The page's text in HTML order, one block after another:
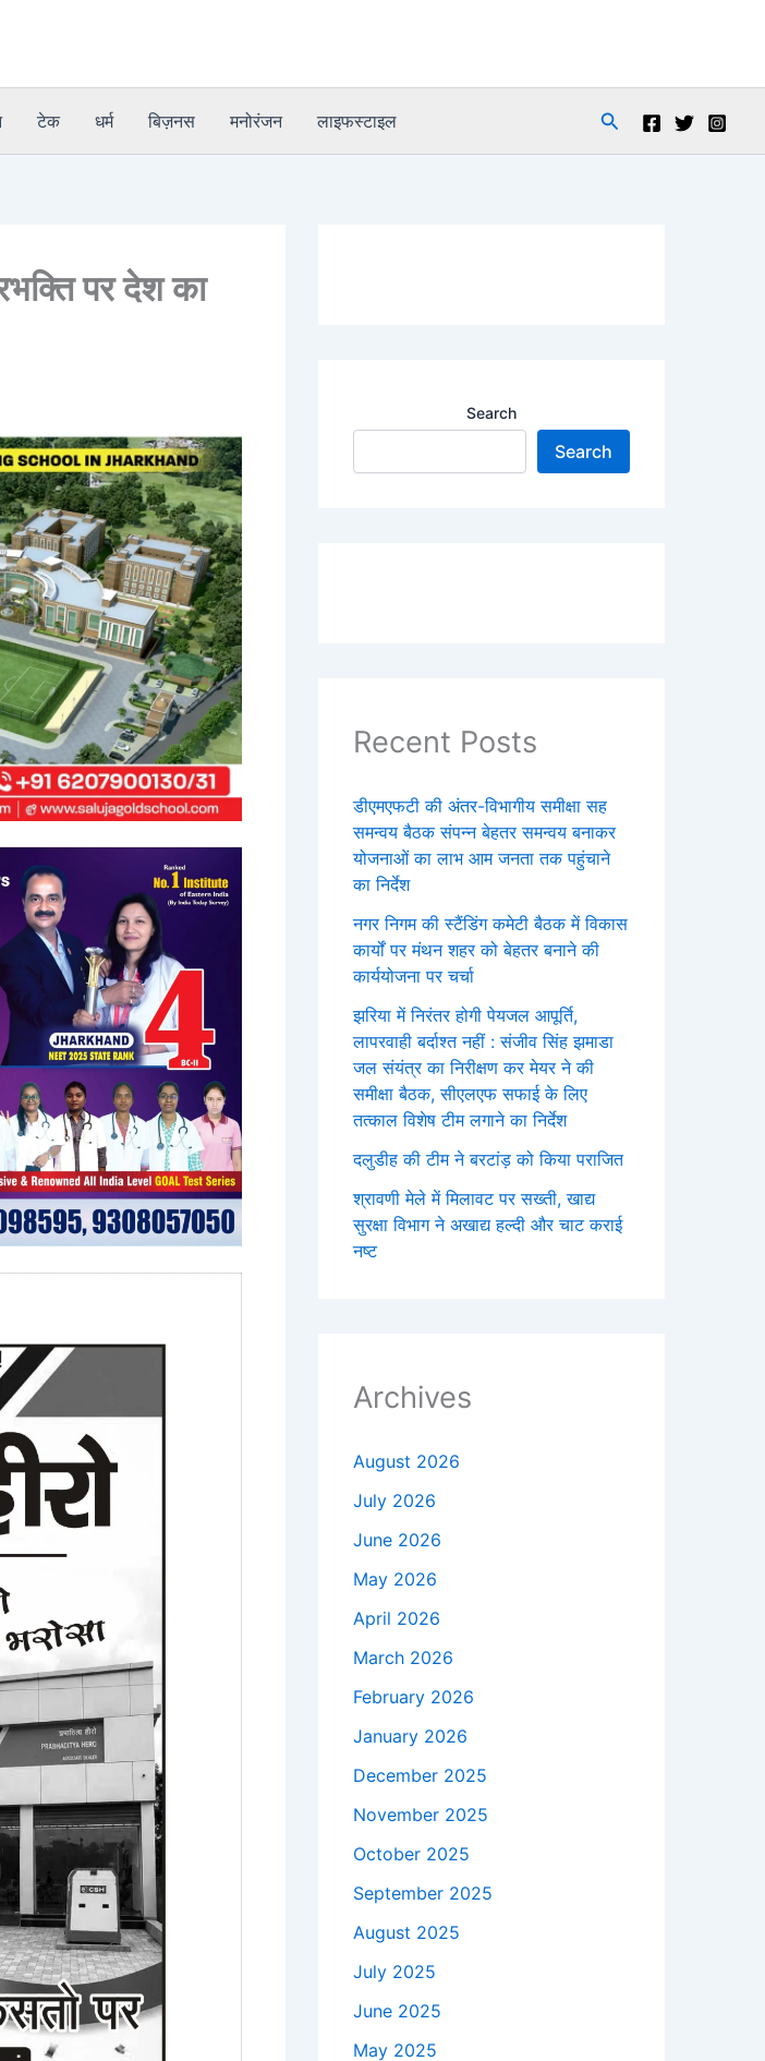
टेक धर्म बिज़नस मनोरंजन लाइफस्टाइल Search
पर देश का
Search
Search
Recent Posts
डीएमएफटी की अंतर-विभागीय समीक्षा सह
समन्वय बैठक संपन्न बेहतर समन्वय बनाकर
योजनाओं का लाभ आम जनता तक पहुंचाने
का निर्देश
नगर निगम की स्टैंडिंग कमेटी बैठक में विकास
कार्यों पर मंथन शहर को बेहतर बनाने की
कार्ययोजना पर चर्चा
झरिया में निरंतर होगी पेयजल आपूर्ति,
लापरवाही बर्दाश्त नहीं : संजीव सिंह झमाडा
जल संयंत्र का निरीक्षण कर मेयर ने की
समीक्षा बैठक, सीएलएफ सफाई के लिए
तत्काल विशेष टीम लगाने का निर्देश
दलुडीह की टीम ने बरटांड़ को किया पराजित
श्रावणी मेले में मिलावट पर सख्ती, खाद्य
सुरक्षा विभाग ने अखाद्य हल्दी और चाट कराई
नष्ट
Archives
August 2026
July 2026
June 2026
May 2026
April 2026
March 2026
February 2026
January 2026
December 2025
November 2025
October 2025
September 2025
August 2025
July 2025
June 2025
May 2025